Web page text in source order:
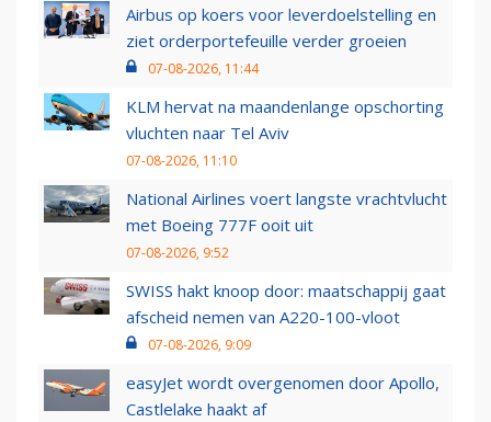
Airbus op koers voor leverdoelstelling en
ziet orderportefeuille verder groeien
07-08-2026, 11:44
KLM hervat na maandenlange opschorting
vluchten naar Tel Aviv
07-08-2026, 11:10
National Airlines voert langste vrachtvlucht
met Boeing 777F ooit uit
07-08-2026, 9:52
SWISS hakt knoop door: maatschappij gaat
afscheid nemen van A220-100-vloot
07-08-2026, 9:09
easyJet wordt overgenomen door Apollo,
Castlelake haakt af